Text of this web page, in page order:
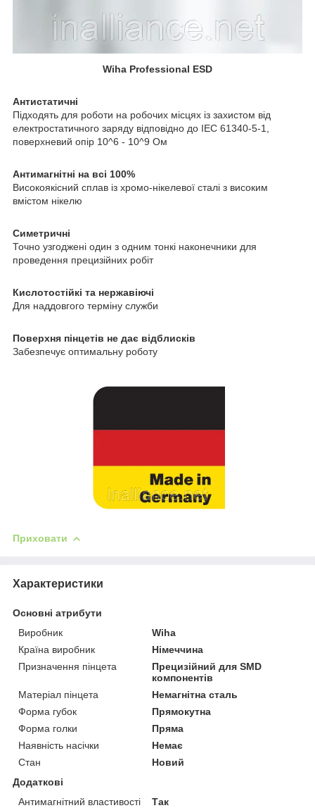
Wiha Professional ESD
Антистатичні
Підходять для роботи на робочих місцях із захистом від
електростатичного заряду відповідно до IEC 61340-5-1,
поверхневий опір 10^6 - 10^9 Ом
Антимагнітні на всі 100%
Високоякісний сплав із хромо-нікелевої сталі з високим
вмістом нікелю
Симетричні
Точно узгоджені один з одним тонкі наконечники для
проведення прецизійних робіт
Кислотостійкі та нержавіючі
Для наддовгого терміну служби
Поверхня пінцетів не дає відблисків
Забезпечує оптимальну роботу
Приховати
Характеристики
Основні атрибути
Виробник
Wiha
Країна виробник
Німеччина
Призначення пінцета
Прецизійний для SMD
компонентів
Матеріал пінцета
Немагнітна сталь
Форма губок
Прямокутна
Форма голки
Пряма
Наявність насічки
Немає
Стан
Новий
Додаткові
Антимагнітний властивості
Так